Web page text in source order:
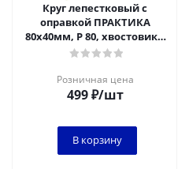
Круг лепестковый с
оправкой ПРАКТИКА
80х40мм, P 80, хвостовик 6
мм, серия Профи
Розничная цена
499₽/шт
В корзину